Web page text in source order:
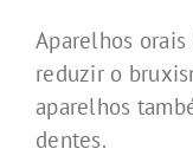
Aparelhos orais
reduzir o
aparelhos
dentes.